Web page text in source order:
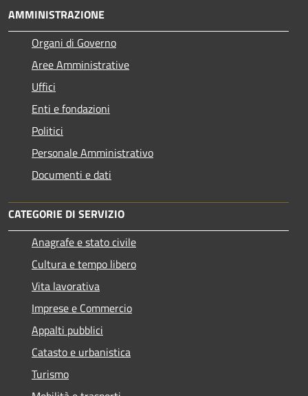
AMMINISTRAZIONE
Organi di Governo
Aree Amministrative
Uffici
Enti e fondazioni
Politici
Personale Amministrativo
Documenti e dati
CATEGORIE DI SERVIZIO
Anagrafe e stato civile
Cultura e tempo libero
Vita lavorativa
Imprese e Commercio
Appalti pubblici
Catasto e urbanistica
Turismo